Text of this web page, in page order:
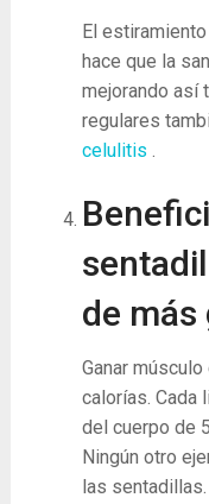
El
hace que la
mejorando así
regulares
celulitis .
de más
Ganar
calorías. Cada
del cuerpo de
Ningún otro
las